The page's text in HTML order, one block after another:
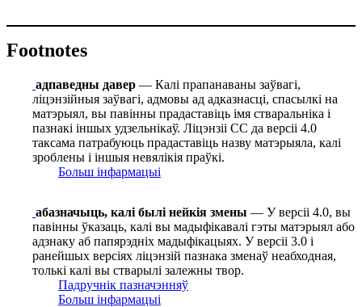
Footnotes
адпаведны давер — Калі прапанаваны заўвагі,
ліцэнзійныя заўвагі, адмовы ад адказнасці, спасылкі на
матэрыял, вы павінны прадаставіць імя стваральніка і
пазнакі іншых удзельнікаў. Ліцэнзіі СС да версіі 4.0
таксама патрабуюць прадаставіць назву матэрыяла, калі
зроблены і іншыя невялікія праўкі.
Больш інфармацыі
абазначыць, калі былі нейкія змены — У версіі 4.0, вы
павінны ўказаць, калі вы мадыфікавалі гэты матэрыял або
адзнаку аб папярэдніх мадыфікацыях. У версіі 3.0 і
ранейшых версіях ліцэнзій пазнака зменаў неабходная,
толькі калі вы стварылі залежны твор.
Падручнік пазначэнняў
Больш інфармацыі